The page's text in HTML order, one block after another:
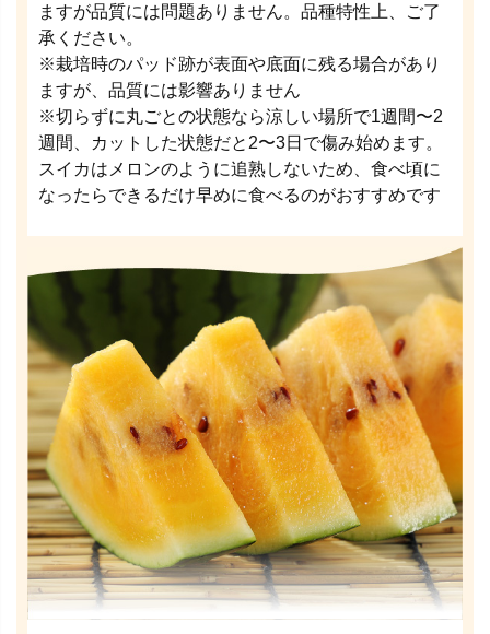
ますが品質には問題ありません。品種特性上、ご了
承ください。
※栽培時のパッド跡が表面や底面に残る場合があり
ますが、品質には影響ありません
※切らずに丸ごとの状態なら涼しい場所で1週間〜2
週間、カットした状態だと2〜3日で傷み始めます。
スイカはメロンのように追熟しないため、食べ頃に
なったらできるだけ早めに食べるのがおすすめです